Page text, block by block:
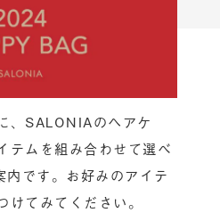
、SALONIAのヘアケ
テムを組み合わせて選べ
です。お好みのアイテ
てみてください。